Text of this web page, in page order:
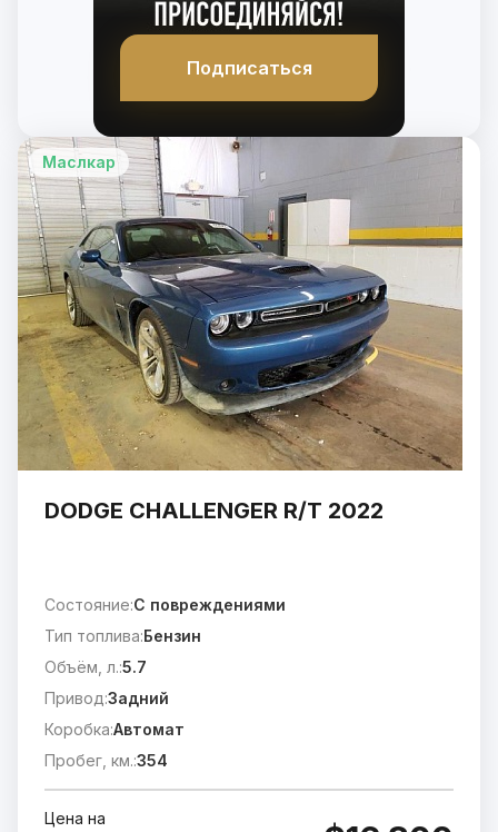
Подписаться
Маслкар
DODGE CHALLENGER R/T 2022
Состояние:C повреждениями
Тип топлива:Бензин
Объём, л.:5.7
Привод:Задний
Коробка:Автомат
Пробег, км.:354
Цена на